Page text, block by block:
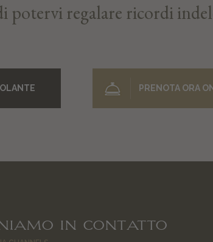
potervi regalare ricordi
PRENOTA ORA
IN CONTATTO